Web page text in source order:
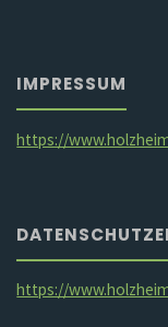
IMPRESSUM
https://
https://